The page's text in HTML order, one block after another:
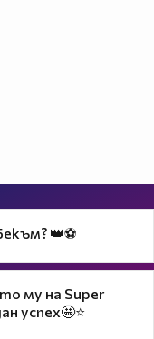
👑⚽
му на Super
успех🤩⭐